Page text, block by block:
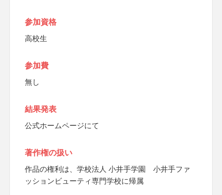
参加資格
高校生
参加費
無し
結果発表
公式ホームページにて
著作権の扱い
作品の権利は、学校法人 小井手学園 小井手ファ
ッションビューティ専門学校に帰属